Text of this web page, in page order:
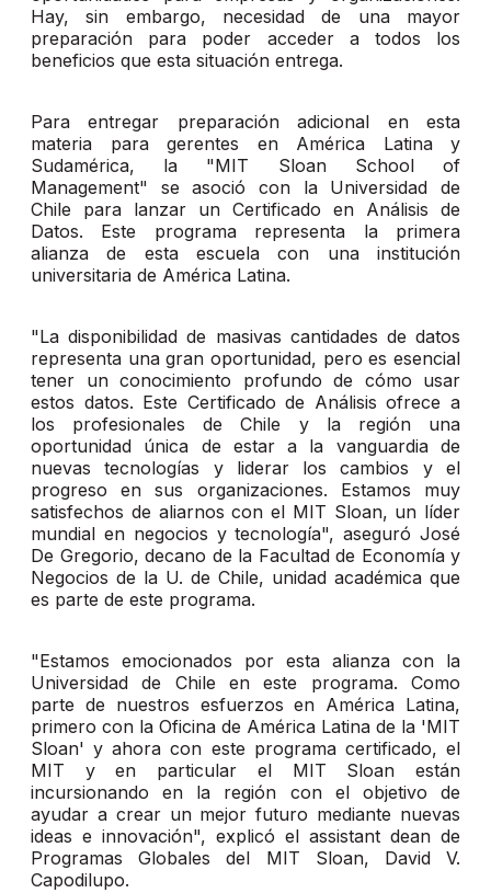
Hay, sin embargo, necesidad de una mayor
preparación para poder acceder a todos los
beneficios que esta situación entrega.
Para entregar preparación adicional en esta
materia para gerentes en América Latina y
Sudamérica, la "MIT Sloan School of
Management" se asoció con la Universidad de
Chile para lanzar un Certificado en Análisis de
Datos. Este programa representa la primera
alianza de esta escuela con una institución
universitaria de América Latina.
"La disponibilidad de masivas cantidades de datos
representa una gran oportunidad, pero es esencial
tener un conocimiento profundo de cómo usar
estos datos. Este Certificado de Análisis ofrece a
los profesionales de Chile y la región una
oportunidad única de estar a la vanguardia de
nuevas tecnologías y liderar los cambios y el
progreso en sus organizaciones. Estamos muy
satisfechos de aliarnos con el MIT Sloan, un líder
mundial en negocios y tecnología", aseguró José
De Gregorio, decano de la Facultad de Economía y
Negocios de la U. de Chile, unidad académica que
es parte de este programa.
"Estamos emocionados por esta alianza con la
Universidad de Chile en este programa. Como
parte de nuestros esfuerzos en América Latina,
primero con la Oficina de América Latina de la 'MIT
Sloan' y ahora con este programa certificado, el
MIT y en particular el MIT Sloan están
incursionando en la región con el objetivo de
ayudar a crear un mejor futuro mediante nuevas
ideas e innovación", explicó el assistant dean de
Programas Globales del MIT Sloan, David V.
Capodilupo.